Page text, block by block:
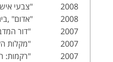
2008 "צבעי אישה", ספריה עירונית ב"ש
2008 "אדום" ,בית אמנים בנגב ב"ש
2007 "דור המדבר", בית האמנים ,ירושלים
2007 "מקלות הקסם", גלריה סימגלרי, מושב מגדים
2007 "רקמות: רקמה וקליגרפיה באמנות העכשווית בישראל", אונ' בן-גוריון